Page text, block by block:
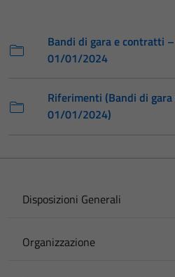
Bandi di gara e contratti
01/01/2024
Riferimenti (Bandi di
01/01/2024)
Disposizioni Generali
Organizzazione